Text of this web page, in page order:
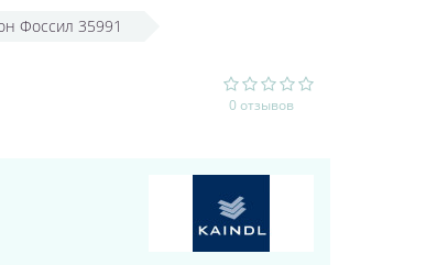
Фоссил 35991
0 отзывов